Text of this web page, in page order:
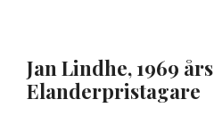
Jan Lindhe, 1969 års
Elanderpristagare